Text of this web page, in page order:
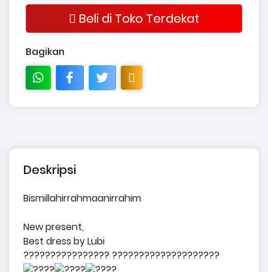
Beli di Toko Terdekat
Bagikan
Deskripsi
Bismillahirrahmaanirrahim
New present,
Best dress by Lubi
???????????????? ????????????????????